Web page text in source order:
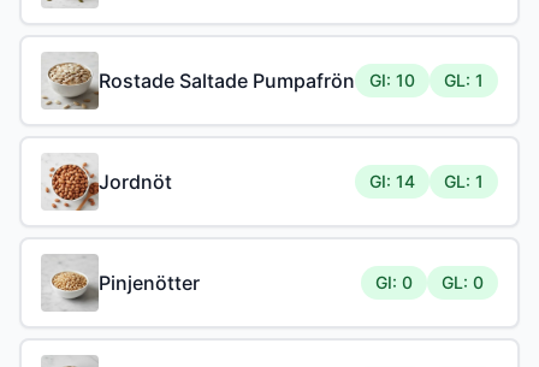
Rostade Saltade Pumpafrön GI: 10 GL: 1
Jordnöt GI: 14 GL: 1
Pinjenötter GI: 0 GL: 0